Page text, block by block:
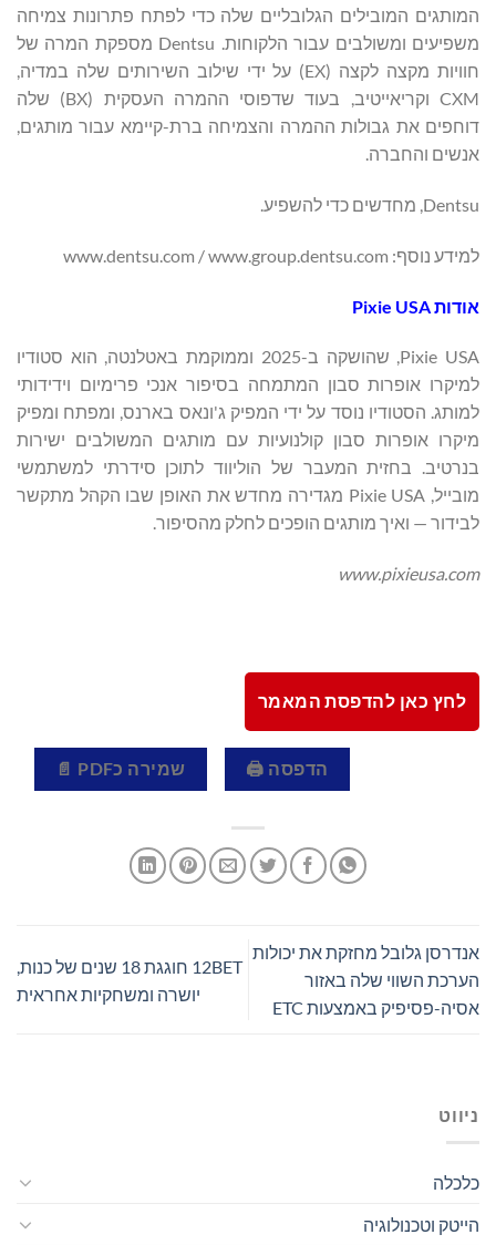
המותגים המובילים הגלובליים שלה כדי לפתח פתרונות צמיחה
משפיעים ומשולבים עבור הלקוחות. Dentsu מספקת המרה של
חוויות מקצה לקצה (EX) על ידי שילוב השירותים שלה במדיה,
CXM וקריאייטיב, בעוד שדפוסי ההמרה העסקית (BX) שלה
דוחפים את גבולות ההמרה והצמיחה ברת-קיימא עבור מותגים,
אנשים והחברה.
Dentsu, מחדשים כדי להשפיע.
למידע נוסף: www.dentsu.com / www.group.dentsu.com
אודות Pixie USA
Pixie USA, שהושקה ב-2025 וממוקמת באטלנטה, הוא סטודיו
למיקרו אופרות סבון המתמחה בסיפור אנכי פרימיום וידידותי
למותג. הסטודיו נוסד על ידי המפיק ג'ונאס בארנס, ומפתח ומפיק
מיקרו אופרות סבון קולנועיות עם מותגים המשולבים ישירות
בנרטיב. בחזית המעבר של הוליווד לתוכן סידרתי למשתמשי
מובייל, Pixie USA מגדירה מחדש את האופן שבו הקהל מתקשר
לבידור — ואיך מותגים הופכים לחלק מהסיפור.
www.pixieusa.com
לחץ כאן להדפסת המאמר
הדפסה 🖨 שמירה כPDF 📄
אנדרסן גלובל מחזקת את יכולות
הערכת השווי שלה באזור
אסיה-פסיפיק באמצעות ETC
12BET חוגגת 18 שנים של כנות,
יושרה ומשחקיות אחראית
ניווט
כלכלה
הייטק וטכנולוגיה